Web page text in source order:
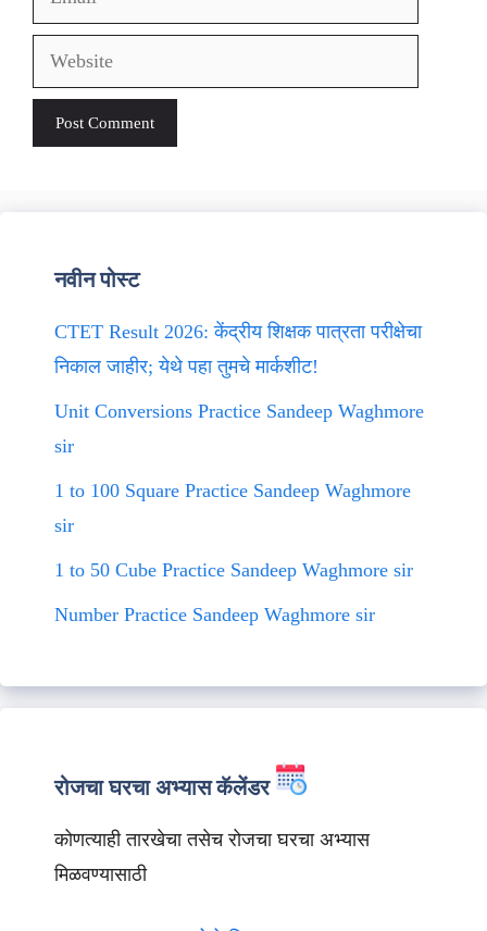
Website
नवीन पोस्ट
CTET Result 2026: केंद्रीय शिक्षक पात्रता परीक्षेचा
निकाल जाहीर; येथे पहा तुमचे मार्कशीट!
Unit Conversions Practice Sandeep Waghmore
sir
1 to 100 Square Practice Sandeep Waghmore
sir
1 to 50 Cube Practice Sandeep Waghmore sir
Number Practice Sandeep Waghmore sir
रोजचा घरचा अभ्यास कॅलेंडर
कोणत्याही तारखेचा तसेच रोजचा घरचा अभ्यास
मिळवण्यासाठी